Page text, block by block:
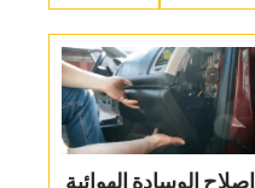
‏إصلاح الوسادة الهوائية